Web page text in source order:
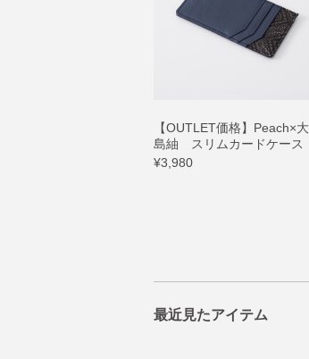
【OUTLET価格】Peach×大
島紬 スリムカードケース
¥3,980
最近見たアイテム